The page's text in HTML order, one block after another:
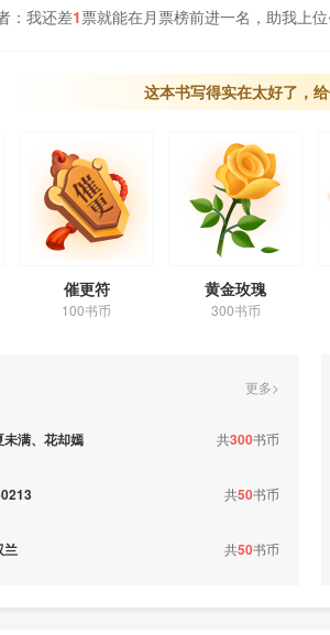
：我还差1票就能在月票榜前进一名，助我上
这本书写得实在太好了，
催更符
100书币
黄金玫瑰
300书币
更多>
未满、花却嫣 共300书币
共50书币
兰 共50书币